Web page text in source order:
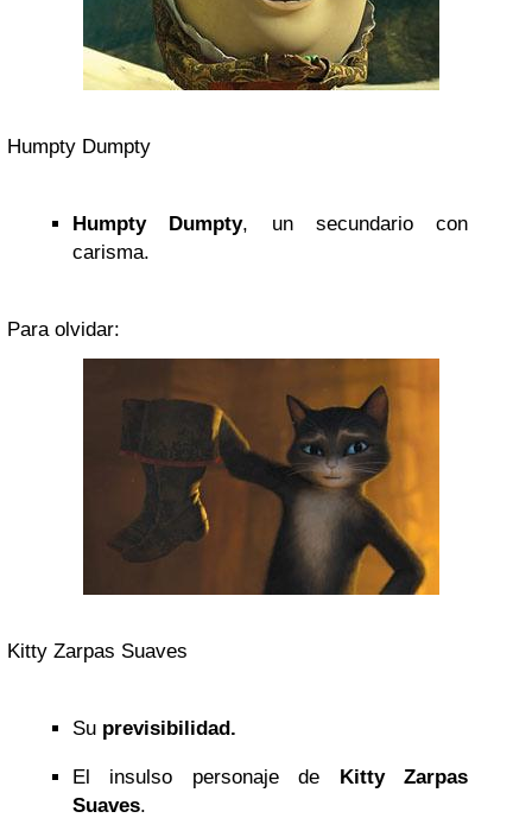
Humpty Dumpty
Humpty Dumpty, un secundario con
carisma.
Para olvidar:
Kitty Zarpas Suaves
Su previsibilidad.
El insulso personaje de Kitty Zarpas
Suaves.